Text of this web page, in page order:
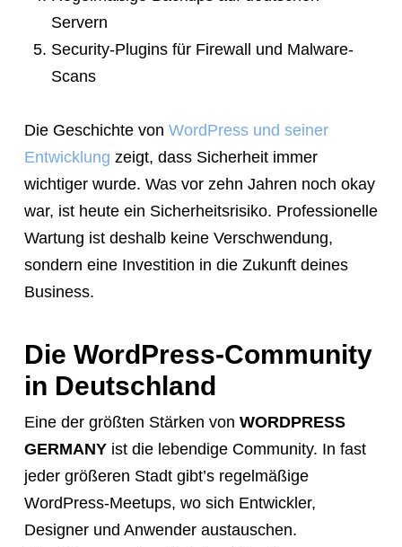
Servern
Security-Plugins für Firewall und Malware-
Scans
Die Geschichte von WordPress und seiner
Entwicklung zeigt, dass Sicherheit immer
wichtiger wurde. Was vor zehn Jahren noch okay
war, ist heute ein Sicherheitsrisiko. Professionelle
Wartung ist deshalb keine Verschwendung,
sondern eine Investition in die Zukunft deines
Business.
Die WordPress-Community
in Deutschland
Eine der größten Stärken von WORDPRESS
GERMANYist die lebendige Community. In fast
jeder größeren Stadt gibt’s regelmäßige
WordPress-Meetups, wo sich Entwickler,
Designer und Anwender austauschen.